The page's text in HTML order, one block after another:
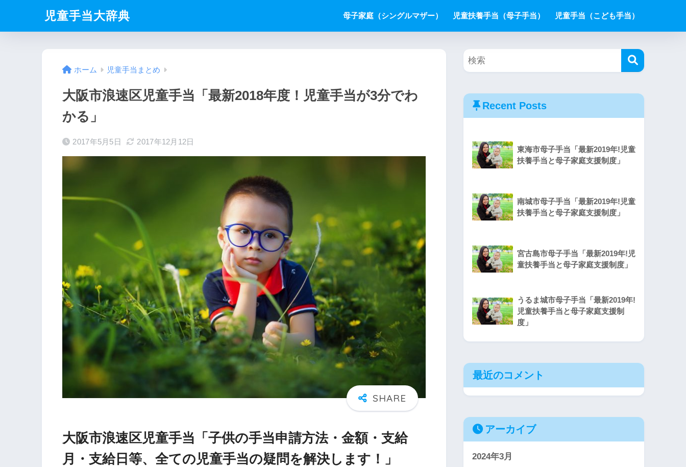
児童手当大辞典 母子家庭（シングルマザー） 児童扶養手当（母子手当） 児童手当（こども手当）
ホーム 児童手当まとめ
大阪市浪速区児童手当「最新2018年度！児童手当が3分でわ
かる」
2017年5月5日 2017年12月12日
大阪市浪速区児童手当「子供の手当申請方法・金額・支給
月・支給日等、全ての児童手当の疑問を解決します！」
Recent Posts
東海市母子手当「最新2019年!児童
扶養手当と母子家庭支援制度」
南城市母子手当「最新2019年!児童
扶養手当と母子家庭支援制度」
宮古島市母子手当「最新2019年!児
童扶養手当と母子家庭支援制度」
うるま城市母子手当「最新2019年!
児童扶養手当と母子家庭支援制
度」
最近のコメント
アーカイブ
2024年3月